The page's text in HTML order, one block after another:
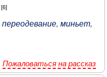
[6]
переодевание, миньет,
Пожаловаться на рассказ